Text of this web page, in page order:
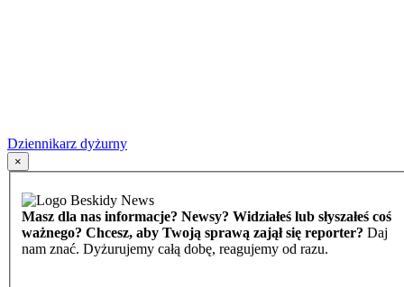
Dziennikarz dyżurny
×
Masz dla nas informacje? Newsy? Widziałeś lub słyszałeś coś
ważnego? Chcesz, aby Twoją sprawą zajął się reporter? Daj
nam znać. Dyżurujemy całą dobę, reagujemy od razu.